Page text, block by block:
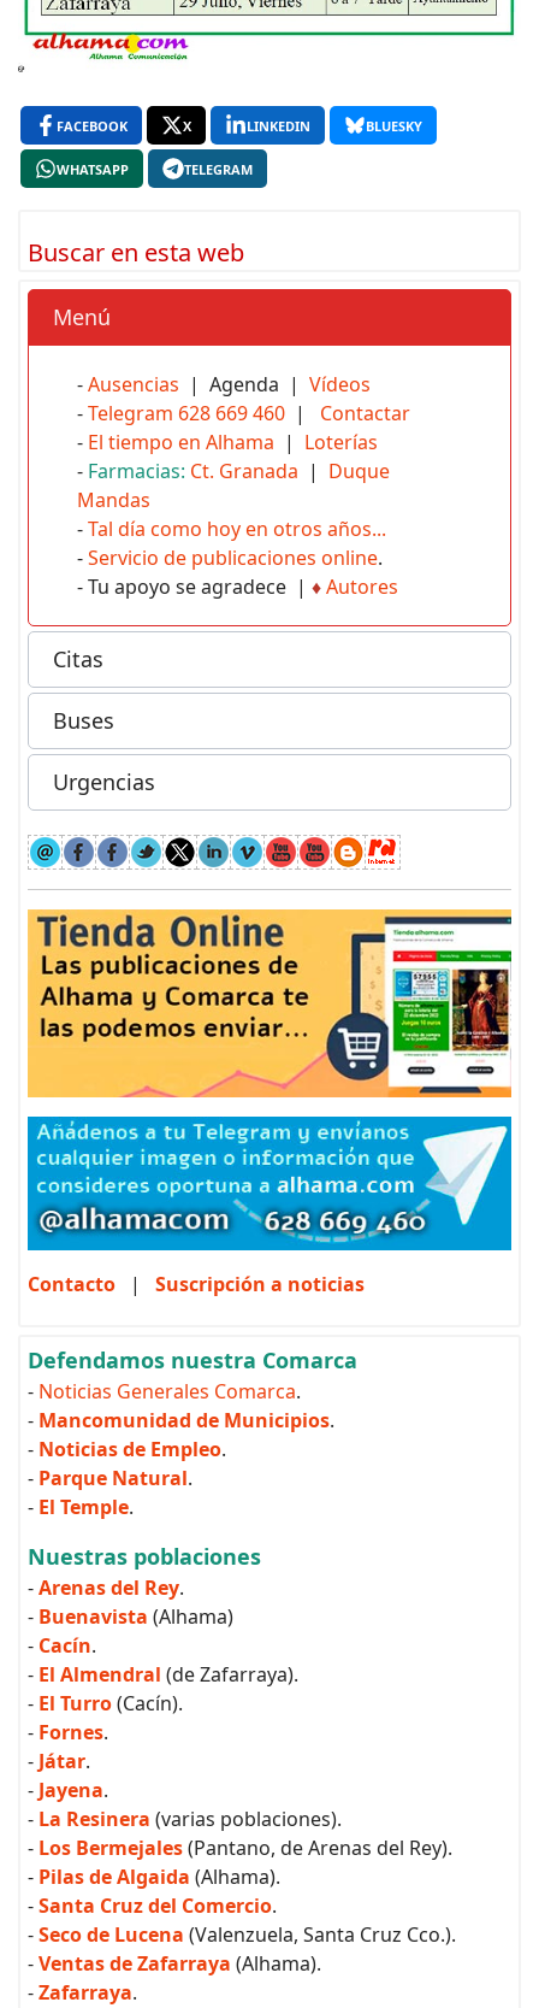
FACEBOOK X LINKEDIN BLUESKY
WHATSAPP TELEGRAM
Buscar en esta web
Menú
-Ausencias | Agenda | Vídeos
-Telegram 628 669 460 | Contactar
- El tiempo en Alhama | Loterías
- Farmacias: Ct. Granada | Duque
Mandas
-Tal día como hoy en otros años...
-Servicio de publicaciones online.
- Tu apoyo se agradece | ♦Autores
Citas
Buses
Urgencias
Contacto | Suscripción a noticias
Defendamos nuestra Comarca
- Noticias Generales Comarca.
- Mancomunidad de Municipios.
- Noticias de Empleo.
- Parque Natural.
- El Temple.
Nuestras poblaciones
-Arenas del Rey.
- Buenavista (Alhama)
- Cacín.
- El Almendral (de Zafarraya).
- El Turro(Cacín).
- Fornes.
- Játar.
- Jayena.
- La Resinera (varias poblaciones).
- Los Bermejales(Pantano, de Arenas del Rey).
- Pilas de Algaida (Alhama).
-Santa Cruz del Comercio.
-Seco de Lucena (Valenzuela, Santa Cruz Cco.).
-Ventas de Zafarraya (Alhama).
-Zafarraya.